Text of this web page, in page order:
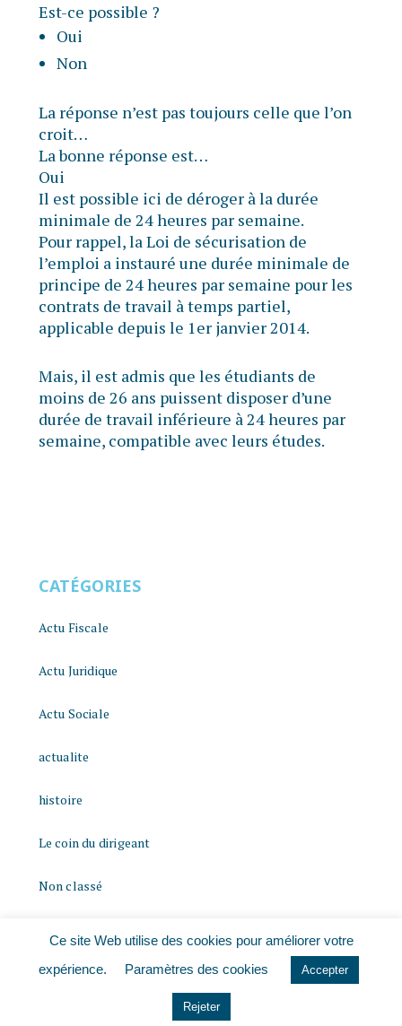
Est-ce possible ?
Oui
Non
La réponse n’est pas toujours celle que l’on
croit…
La bonne réponse est…
Oui
Il est possible ici de déroger à la durée
minimale de 24 heures par semaine.
Pour rappel, la Loi de sécurisation de
l’emploi a instauré une durée minimale de
principe de 24 heures par semaine pour les
contrats de travail à temps partiel,
applicable depuis le 1er janvier 2014.
Mais, il est admis que les étudiants de
moins de 26 ans puissent disposer d’une
durée de travail inférieure à 24 heures par
semaine, compatible avec leurs études.
CATÉGORIES
Actu Fiscale
Actu Juridique
Actu Sociale
actualite
histoire
Le coin du dirigeant
Non classé
Ce site Web utilise des cookies pour améliorer votre
expérience.
Paramètres des cookies Accepter
Rejeter